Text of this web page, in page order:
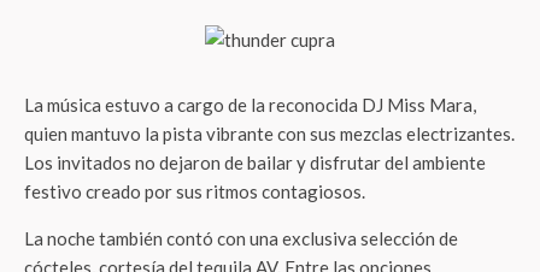
La música estuvo a cargo de la reconocida DJ Miss Mara,
quien mantuvo la pista vibrante con sus mezclas electrizantes.
Los invitados no dejaron de bailar y disfrutar del ambiente
festivo creado por sus ritmos contagiosos.
La noche también contó con una exclusiva selección de
cócteles, cortesía del tequila AV. Entre las opciones